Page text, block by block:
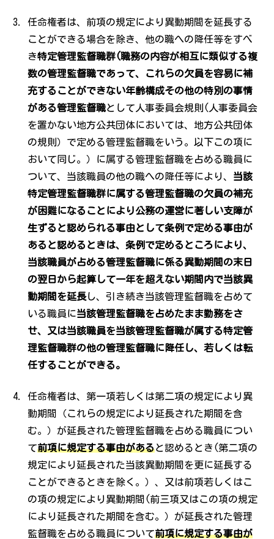
任命権者は、前項の規定により異動期間を延長する
ことができる場合を除き、他の職への降任等をすべ
き特定管理監督職群(職務の内容が相互に類似する複
数の管理監督職であって、これらの欠員を容易に補
充することができない年齢構成その他の特別の事情
がある管理監督職として人事委員会規則(人事委員会
を置かない地方公共団体においては、地方公共団体
の規則）で定める管理監督職をいう。以下この項に
おいて同じ。）に属する管理監督職を占める職員に
ついて、当該職員の他の職への降任等により、 当該
特定管理監督職群に属する管理監督職の欠員の補充
が困難になることにより公務の運営に著しい支障が
生ずると認められる事由として条例で定める事由が
あると認めるときは、条例で定めるところにより、
当該職員が占める管理監督職に係る異動期間の末日
の翌日から起算して一年を超えない期間内で当該異
動期間を延長し、引き続き当該管理監督職を占めて
いる職員に当該管理監督職を占めたまま勤務をさ
せ、又は当該職員を当該管理監督職が属する特定管
理監督職群の他の管理監督職に降任し、若しくは転
任することができる。
任命権者は、第一項若しくは第二項の規定により異
動期間（これらの規定により延長された期間を含
む。）が延長された管理監督職を占める職員につい
て前項に規定する事由があると認めるとき(第二項の
規定により延長された当該異動期間を更に延長する
ことができるときを除く。）、又は前項若しくはこ
の項の規定により異動期間(前三項又はこの項の規定
により延長された期間を含む。）が延長された管理
監督職を占める職員について前項に規定する事由が